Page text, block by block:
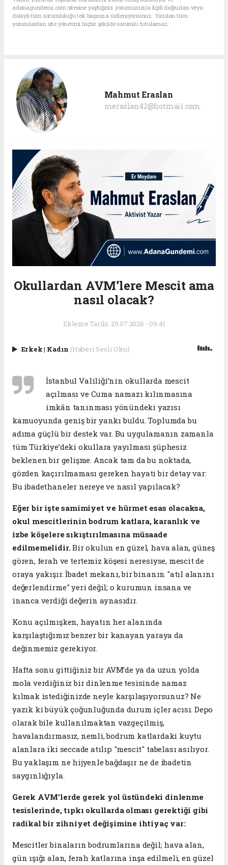
adanagundemi.com sitesine yaptığınız yorumunuzla ilgili doğrudan veya
dolaylı tüm sorumluluğu tek başınıza üstleniyorsunuz. Yazılan tüm
yorumlardan site yönetimi hiçbir şekilde sorumlu tutulamaz.
Mahmut Eraslan
meraslan42@hotmail.com
Okullardan AVM’lere Mescit ama
nasıl olacak?
Ekleme Tarihi: 29.07.2026 - 09:41
Erkek| Kadın (Haberi Sesli Oku)
İstanbul Valiliği’nin okullarda mescit
açılması ve Cuma namazı kılınmasına
imkân tanınması yönündeki yazısı
kamuoyunda geniş bir yankı buldu. Toplumda bu
adıma güçlü bir destek var. Bu uygulamanın zamanla
tüm Türkiye’deki okullara yayılması şüphesiz
beklenen bir gelişme. Ancak tam da bu noktada,
gözden kaçırılmaması gereken hayati bir detay var:
Bu ibadethaneler nereye ve nasıl yapılacak?
Eğer bir işte samimiyet ve hürmet esas olacaksa,
okul mescitlerinin bodrum katlara, karanlık ve
izbe köşelere sıkıştırılmasına müsaade
edilmemelidir.Bir okulun en güzel, hava alan, güneş
gören, ferah ve tertemiz köşesi neresiyse, mescit de
oraya yakışır. İbadet mekanı, bir binanın "atıl alanını
değerlendirme" yeri değil; o kurumun insana ve
inanca verdiği değerin aynasıdır.
​Konu açılmışken, hayatın her alanında
karşılaştığımız benzer bir kanayan yaraya da
değinmemiz gerekiyor.
​Hafta sonu gittiğiniz bir AVM’de ya da uzun yolda
mola verdiğiniz bir dinlenme tesisinde namaz
kılmak istediğinizde neyle karşılaşıyorsunuz? Ne
yazık ki büyük çoğunluğunda durum içler acısı. Depo
olarak bile kullanılmaktan vazgeçilmiş,
havalandırmasız, nemli, bodrum katlardaki kuytu
alanlara iki seccade atılıp "mescit" tabelası asılıyor.
Bu yaklaşım ne hijyenle bağdaşır ne de ibadetin
saygınlığıyla.
​Gerek AVM’lerde gerek yol üstündeki dinlenme
tesislerinde, tıpkı okullarda olması gerektiği gibi
radikal bir zihniyet değişimine ihtiyaç var:
​Mescitler binaların bodrumlarına değil; hava alan,
gün ışığı alan, ferah katlarına inşa edilmeli, en güzel